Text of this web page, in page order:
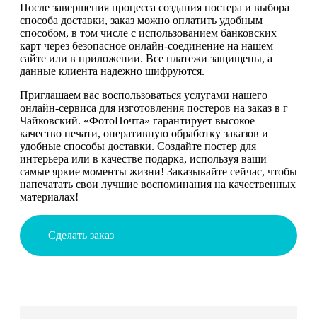
После завершения процесса создания постера и выбора
способа доставки, заказ можно оплатить удобным
способом, в том числе с использованием банковских
карт через безопасное онлайн-соединение на нашем
сайте или в приложении. Все платежи защищены, а
данные клиента надежно шифруются.
Приглашаем вас воспользоваться услугами нашего
онлайн-сервиса для изготовления постеров на заказ в г
Чайковский. «ФотоПочта» гарантирует высокое
качество печати, оперативную обработку заказов и
удобные способы доставки. Создайте постер для
интерьера или в качестве подарка, используя ваши
самые яркие моменты жизни! Заказывайте сейчас, чтобы
напечатать свои лучшие воспоминания на качественных
материалах!
Сделать заказ